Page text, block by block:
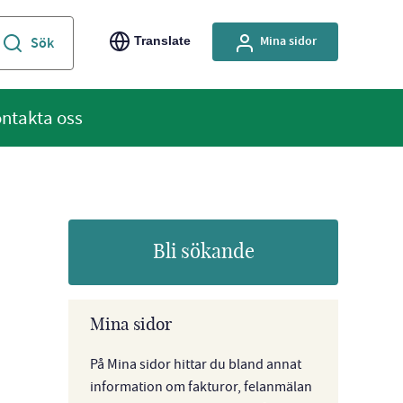
Translate Mina sidor
oss
Bli sökande
Mina sidor
På Mina sidor hittar du bland annat
information om fakturor, felanmälan